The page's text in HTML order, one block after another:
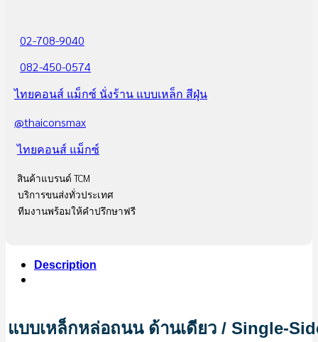
02-708-9040
082-450-0574
ไทยคอนส์ แม็กซ์ นั่งร้าน แบบเหล็ก สีฝุ่น
@thaiconsmax
ไทยคอนส์ แม็กซ์
สินค้าแบรนด์ TCM
บริการขนส่งทั่วประเทศ
ทีมงานพร้อมให้คำปรึกษาฟรี
Description
แบบเหล็กหล่อถนน ด้านเดียว / Single-